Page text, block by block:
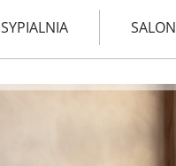
SYPIALNIA SALON
TKANINY